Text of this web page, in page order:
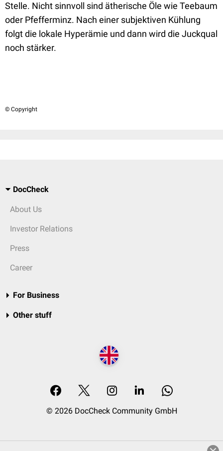
Stelle. Nicht sinnvoll sind ätherische Öle wie Teebaum
oder Pfefferminz. Nach einer subjektiven Kühlung
folgt die lokale Hyperämie und dann wird die Juckqual
noch stärker.
© Copyright
DocCheck
About Us
Investor Relations
Press
Career
For Business
Other stuff
© 2026 DocCheck Community GmbH